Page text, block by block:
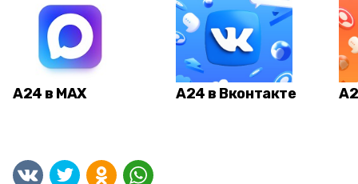
А24 в MAX А24 в Вконтакте